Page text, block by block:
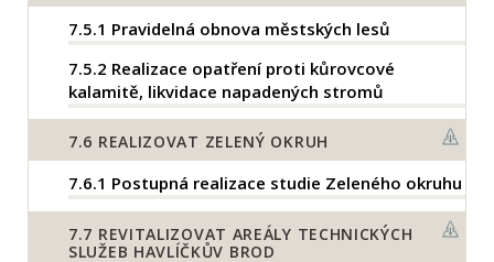
7.5.1 Pravidelná obnova městských lesů
7.5.2 Realizace opatření proti kůrovcové
kalamitě, likvidace napadených stromů
7.6 REALIZOVAT ZELENÝ OKRUH
7.6.1 Postupná realizace studie Zeleného okruhu
7.7 REVITALIZOVAT AREÁLY TECHNICKÝCH
SLUŽEB HAVLÍČKŮV BROD